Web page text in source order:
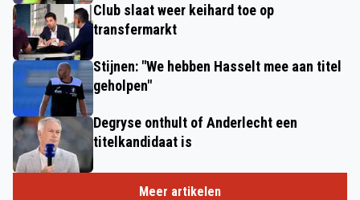
Club slaat weer keihard toe op
transfermarkt
Stijnen: "We hebben Hasselt mee aan titel
geholpen"
Degryse onthult of Anderlecht een
titelkandidaat is
Meer artikelen